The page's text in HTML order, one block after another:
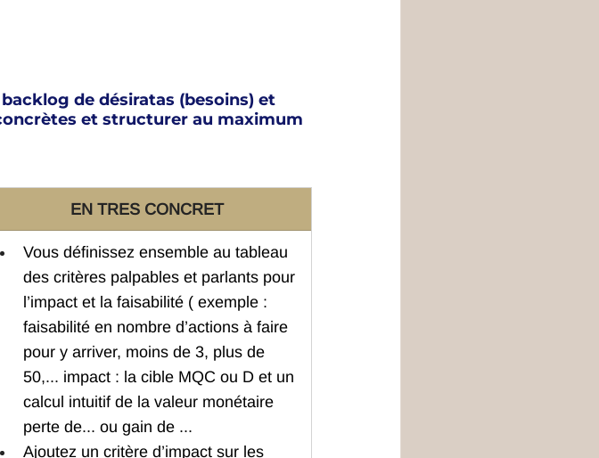
de désiratas (besoins) et
et structurer au maximum
EN TRES CONCRET
Vous définissez ensemble au tableau
des critères palpables et parlants pour
l’impact et la faisabilité ( exemple :
faisabilité en nombre d’actions à faire
pour y arriver, moins de 3, plus de
50,... impact : la cible MQC ou D et un
calcul intuitif de la valeur monétaire
perte de... ou gain de ...
Ajoutez un critère d’impact sur les